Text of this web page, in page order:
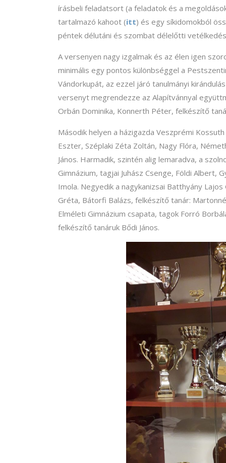
írásbeli feladatsort (a feladatok és a
tartalmazó kahoot (itt) és egy síkidomokból
péntek délutáni és szombat délelőtti
A versenyen nagy izgalmak és az élen igen
minimális egy pontos különbséggel a
Vándorkupát, az ezzel járó tanulmányi
versenyt megrendezze az Alapítvánnyal
Orbán Dominika, Konnerth Péter, felkészítő
Második helyen a házigazda Veszprémi
Eszter, Széplaki Zéta Zoltán, Nagy Flóra,
János. Harmadik, szintén alig lemaradva, a
Gimnázium, tagjai Juhász Csenge, Földi Albert,
Imola. Negyedik a nagykanizsai Batthyány
Gréta, Bátorfi Balázs, felkészítő tanár:
Elméleti Gimnázium csapata, tagok Forró
felkészítő tanáruk Bődi János.